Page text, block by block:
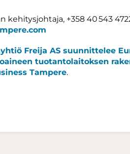
kehitysjohtaja, +358 40 543
Freija AS suunnittelee
tuotantolaitoksen
Tampere.